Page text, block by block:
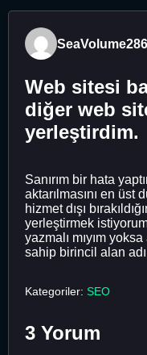
Web sitesi
diğer web
yerleştirdim.
Sanırım bir hata
aktarılmasını en üst
hizmet dışı
yerleştirmek
yazmalı mıyım
sahip birincil alan
Kategoriler: SEO
3 Yorum